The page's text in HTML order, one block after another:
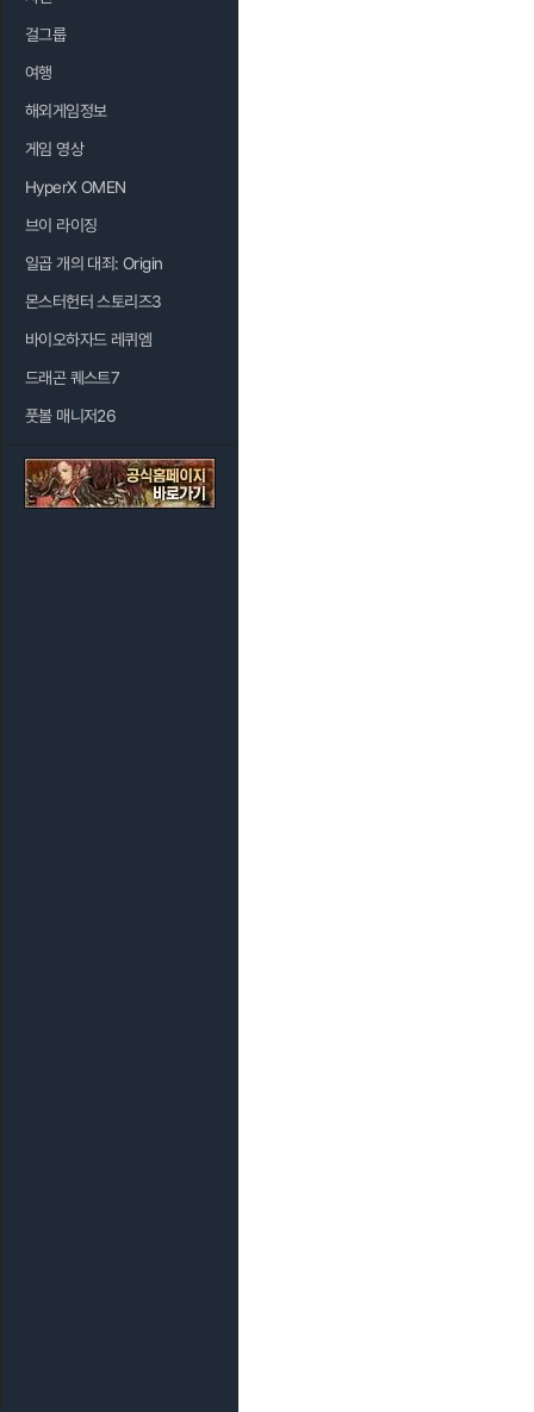
걸그룹
여행
해외게임정보
게임 영상
HyperX OMEN
브이 라이징
일곱 개의 대죄: Origin
몬스터헌터 스토리즈3
바이오하자드 레퀴엠
드래곤 퀘스트7
풋볼 매니저26